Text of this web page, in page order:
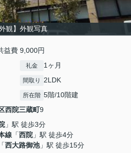
外観】外観写真
費 9,000円
礼金 1ヶ月
間取り 2LDK
所在階 5階/10階建
西院三蔵町9
」駅 徒歩3分
線 「西院 」駅 徒歩4分
「西大路御池」駅 徒歩15分